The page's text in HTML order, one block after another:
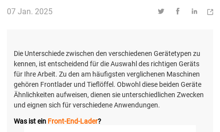
07 Jan. 2025    
Die Unterschiede zwischen den verschiedenen Gerätetypen zu
kennen, ist entscheidend für die Auswahl des richtigen Geräts
für Ihre Arbeit. Zu den am häufigsten verglichenen Maschinen
gehören Frontlader und Tieflöffel. Obwohl diese beiden Geräte
Ähnlichkeiten aufweisen, dienen sie unterschiedlichen Zwecken
und eignen sich für verschiedene Anwendungen.
Was ist ein Front-End-Lader?